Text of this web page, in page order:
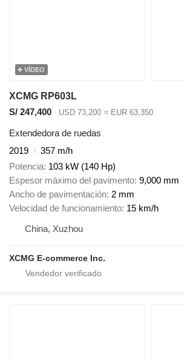
VÍDEO
XCMG RP603L
S/ 247,400
USD 73,200 ≈ EUR 63,350
Extendedora de ruedas
2019
357 m/h
Potencia 103 kW (140 Hp)
Espesor máximo del pavimento 9,000 mm
Ancho de pavimentación 2 mm
Velocidad de funcionamiento 15 km/h
China, Xuzhou
XCMG E-commerce Inc.